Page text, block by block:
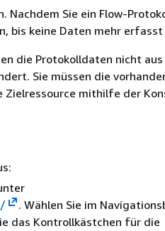
Nachdem Sie ein Flow-
bis keine Daten mehr
die Protokolldaten nicht
Sie müssen die
Zielressource mithilfe der
. Wählen Sie im
das Kontrollkästchen für die